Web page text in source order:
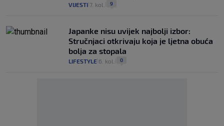
VIJESTI 7. kol. 9
Japanke nisu uvijek najbolji izbor:
Stručnjaci otkrivaju koja je ljetna obuća
bolja za stopala
LIFESTYLE 6. kol. 0